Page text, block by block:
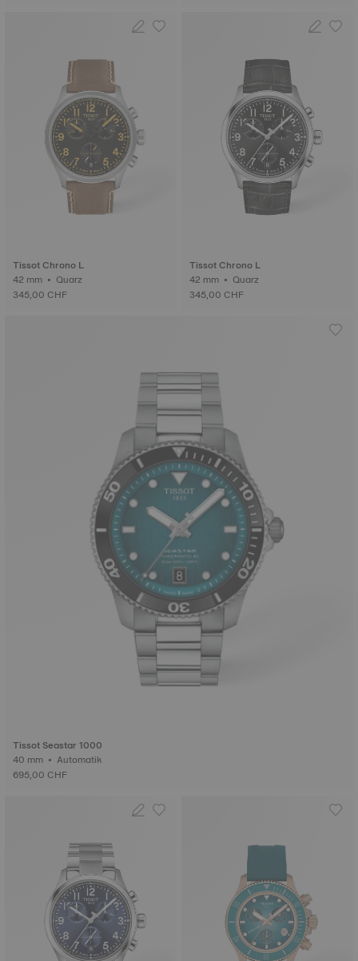
Tissot Chrono L
42 mm • Quarz
345,00 CHF
Tissot Chrono L
42 mm • Quarz
345,00 CHF
Tissot Seastar 1000
40 mm • Automatik
695,00 CHF